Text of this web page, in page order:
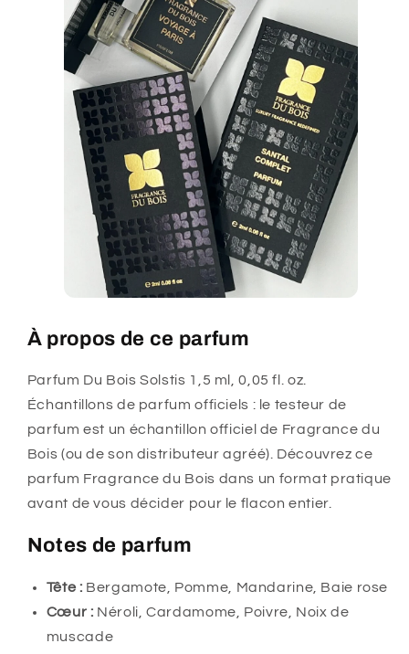
À propos de ce parfum
Parfum Du Bois Solstis 1,5 ml, 0,05 fl. oz.
Échantillons de parfum officiels : le testeur de
parfum est un échantillon officiel de Fragrance du
Bois (ou de son distributeur agréé). Découvrez ce
parfum Fragrance du Bois dans un format pratique
avant de vous décider pour le flacon entier.
Notes de parfum
Tête : Bergamote, Pomme, Mandarine, Baie rose
Cœur : Néroli, Cardamome, Poivre, Noix de
muscade